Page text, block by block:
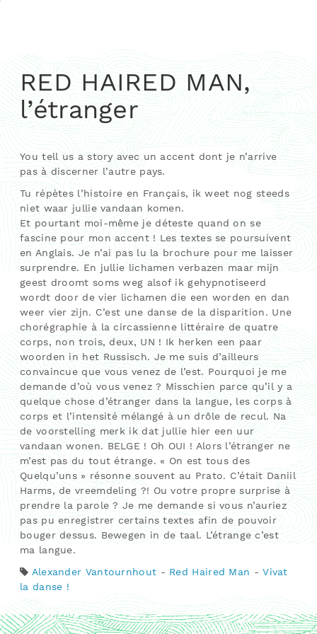
RED HAIRED MAN,
l’étranger
You tell us a story avec un accent dont je n’arrive
pas à discerner l’autre pays.
Tu répètes l’histoire en Français, ik weet nog steeds
niet waar jullie vandaan komen.
Et pourtant moi-même je déteste quand on se
fascine pour mon accent ! Les textes se poursuivent
en Anglais. Je n’ai pas lu la brochure pour me laisser
surprendre. En jullie lichamen verbazen maar mijn
geest droomt soms weg alsof ik gehypnotiseerd
wordt door de vier lichamen die een worden en dan
weer vier zijn. C’est une danse de la disparition. Une
chorégraphie à la circassienne littéraire de quatre
corps, non trois, deux, UN ! Ik herken een paar
woorden in het Russisch. Je me suis d’ailleurs
convaincue que vous venez de l’est. Pourquoi je me
demande d’où vous venez ? Misschien parce qu’il y a
quelque chose d’étranger dans la langue, les corps à
corps et l’intensité mélangé à un drôle de recul. Na
de voorstelling merk ik dat jullie hier een uur
vandaan wonen. BELGE ! Oh OUI ! Alors l’étranger ne
m’est pas du tout étrange. « On est tous des
Quelqu’uns » résonne souvent au Prato. C’était Daniil
Harms, de vreemdeling ?! Ou votre propre surprise à
prendre la parole ? Je me demande si vous n’auriez
pas pu enregistrer certains textes afin de pouvoir
bouger dessus. Bewegen in de taal. L’étrange c’est
ma langue.
Alexander Vantournhout - Red Haired Man -Vivat
la danse !